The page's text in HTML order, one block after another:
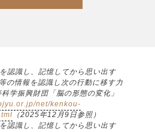
認識し、記憶してから思い出す
の情報を認識し次の行動に移す力
学振興財団「脳の形態の変化」
net/kenkou-
（2025年12月9日参照）
認識し、記憶してから思い出す